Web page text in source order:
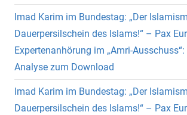
Imad Karim im Bundestag: „Der
Dauerpersilschein des Islams!“ – Pax
Expertenanhörung im „Amri-
Analyse zum Download
Imad Karim im Bundestag: „Der
Dauerpersilschein des Islams!“ – Pax